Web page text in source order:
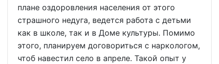
плане оздоровления населения от этого
страшного недуга, ведется работа с детьми
как в школе, так и в Доме культуры. Помимо
этого, планируем договориться с наркологом,
чтоб навестил село в апреле. Такой опыт у